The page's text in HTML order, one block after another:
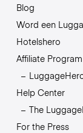
Blog
Word een
Hotelshero
Affiliate Program
Help Center
The
For the Press